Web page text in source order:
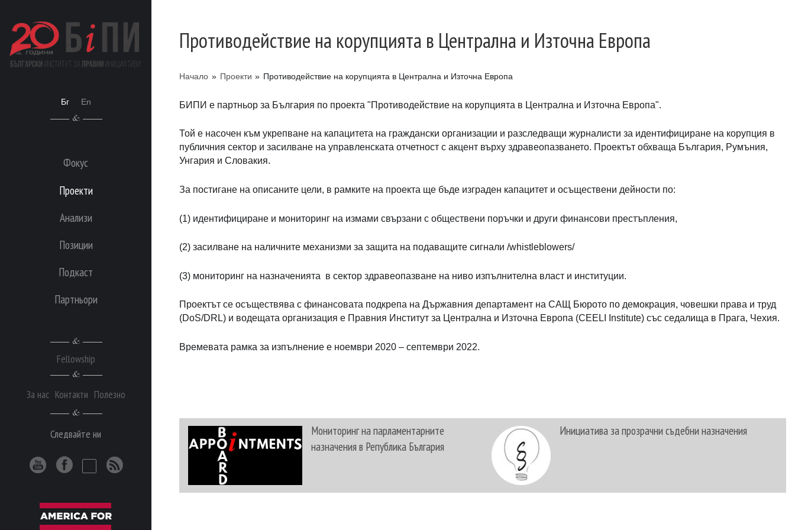
Бг En
Противодействие на корупцията в Централна и Източна Европа
Начало » Проекти » Противодействие на корупцията в Централна и Източна Европа
БИПИ е партньор за България по проектa "Противодействие на корупцията в Централна и Източна Европа".
Той е насочен към укрепване на капацитета на граждански организации и разследващи журналисти за идентифициране на корупция в
публичния сектор и засилване на управленската отчетност с акцент върху здравеопазването. Проектът обхваща България, Румъния,
Унгария и Словакия.
За постигане на описаните цели, в рамките на проекта ще бъде изграден капацитет и осъществени дейности по:
(1) идентифициране и мониторинг на измами свързани с обществени поръчки и други финансови престъпления,
(2) засилване на наличните механизми за защита на подаващите сигнали /whistleblowers/
(3) мониторинг на назначенията в сектор здравеопазване на ниво изпълнителна власт и институции.
Проектът се осъществява с финансовата подкрепа на Държавния департамент на САЩ Бюрото по демокрация, човешки права и труд
(DoS/DRL) и водещата организация е Правния Институт за Централна и Източна Европа (CEELI Institute) със седалища в Прага, Чехия.
Времевата рамка за изпълнение е ноември 2020 – септември 2022.
Мониторинг на парламентарните
назначения в Република България
Инициатива за прозрачни съдебни назначения
Фокус
Проекти
Анализи
Позиции
Подкаст
Партньори
Fellowship
За нас Контакти Полезно
Следвайте ни